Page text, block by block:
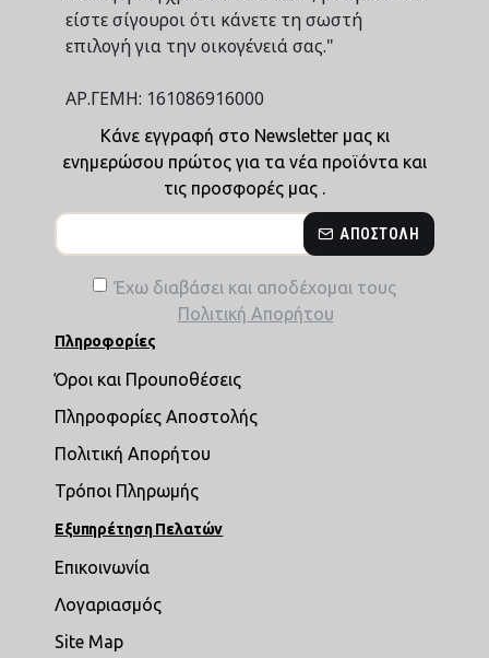
είστε σίγουροι ότι κάνετε τη σωστή
επιλογή για την οικογένειά σας."
ΑΡ.ΓΕΜΗ: 161086916000
Κάνε εγγραφή στο Newsletter μας κι
ενημερώσου πρώτος για τα νέα προϊόντα και
τις προσφορές μας .
ΑΠΟΣΤΟΛΉ
Έχω διαβάσει και αποδέχομαι τους
Πολιτική Απορήτου
Πληροφορίες
Όροι και Προυποθέσεις
Πληροφορίες Αποστολής
Πολιτική Απορήτου
Τρόποι Πληρωμής
Εξυπηρέτηση Πελατών
Επικοινωνία
Λογαριασμός
Site Map